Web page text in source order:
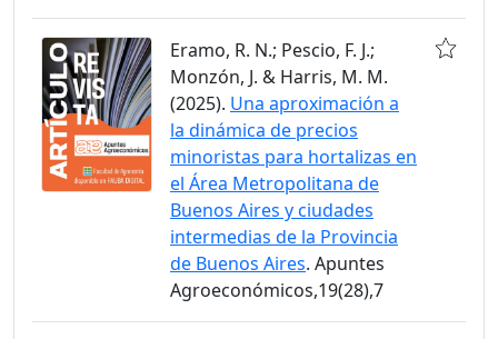
Eramo, R. N.; Pescio, F. J.;
Monzón, J. & Harris, M. M.
(2025). Una aproximación a
la dinámica de precios
minoristas para hortalizas en
el Área Metropolitana de
Buenos Aires y ciudades
intermedias de la Provincia
de Buenos Aires. Apuntes
Agroeconómicos,19(28),7